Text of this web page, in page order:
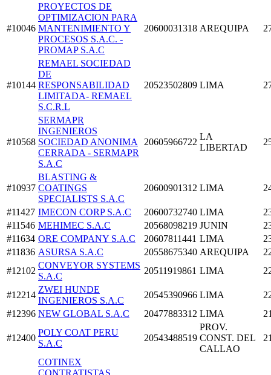
#10046
PROYECTOS DE
OPTIMIZACION PARA
MANTENIMIENTO Y
PROCESOS S.A.C. -
PROMAP S.A.C
20600031318 AREQUIPA
#10144
REMAEL SOCIEDAD
DE
RESPONSABILIDAD
LIMITADA- REMAEL
S.C.R.L
20523502809 LIMA
#10568
SERMAPR
INGENIEROS
SOCIEDAD ANONIMA
CERRADA - SERMAPR
S.A.C
20605966722
LA
LIBERTAD
#10937
BLASTING &
COATINGS
SPECIALISTS S.A.C
20600901312 LIMA
#11427 IMECON CORP S.A.C 20600732740 LIMA
#11546 MEHIMEC S.A.C 20568098219 JUNIN
#11634 ORE COMPANY S.A.C 20607811441 LIMA
#11836 ASURSA S.A.C 20558675340 AREQUIPA
#12102
CONVEYOR SYSTEMS
S.A.C
20511919861 LIMA
#12214
ZWEI HUNDE
INGENIEROS S.A.C
20545390966 LIMA
#12396 NEW GLOBAL S.A.C 20477883312 LIMA
#12400
POLY COAT PERU
S.A.C
20543488519
PROV.
CONST. DEL
CALLAO
COTINEX
CONTRATISTAS